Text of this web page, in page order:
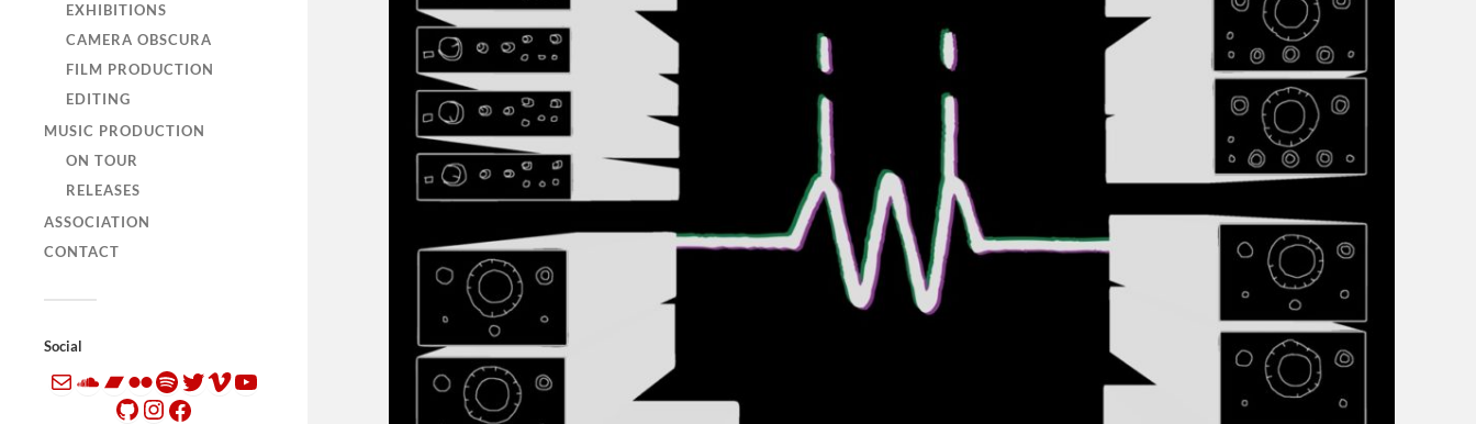
EXHIBITIONS
CAMERA OBSCURA
FILM PRODUCTION
EDITING
MUSIC PRODUCTION
ON TOUR
RELEASES
ASSOCIATION
CONTACT
Social